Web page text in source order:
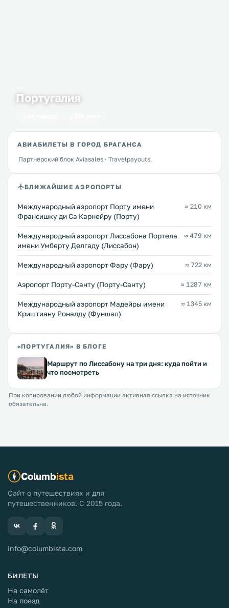
Португалия
АВИАБИЛЕТЫ В ГОРОД БРАГАНСА
Партнёрский блок Aviasales · Travelpayouts.
БЛИЖАЙШИЕ АЭРОПОРТЫ
Международный аэропорт Порту имени
Франсишку ди Са Карнейру (Порту)
≈ 210 км
Международный аэропорт Лиссабона Портела
имени Умберту Делгаду (Лиссабон)
≈ 479 км
Международный аэропорт Фару (Фару) ≈ 722 км
Аэропорт Порту-Санту (Порту-Санту) ≈ 1287 км
Международный аэропорт Мадейры имени
Криштиану Роналду (Фуншал)
≈ 1345 км
«ПОРТУГАЛИЯ» В БЛОГЕ
Маршрут по Лиссабону на три дня: куда пойти и
что посмотреть
При копировании любой информации активная ссылка на источник
обязательна.
Columbista
Сайт о путешествиях и для
путешественников. С 2015 года.
info@columbista.com
БИЛЕТЫ
На самолёт
На поезд